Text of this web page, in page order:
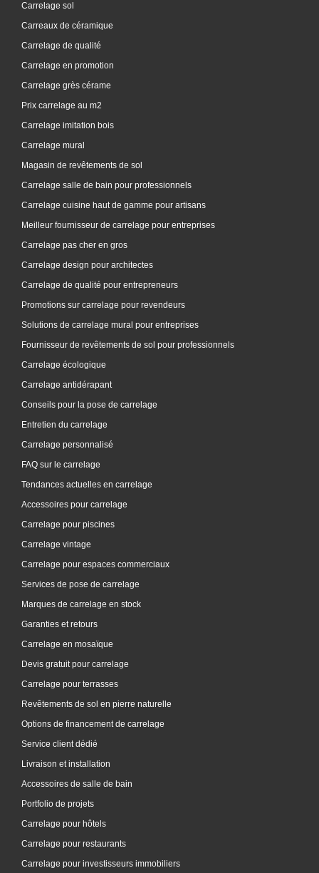
Carrelage sol
Carreaux de céramique
Carrelage de qualité
Carrelage en promotion
Carrelage grès cérame
Prix carrelage au m2
Carrelage imitation bois
Carrelage mural
Magasin de revêtements de sol
Carrelage salle de bain pour professionnels
Carrelage cuisine haut de gamme pour artisans
Meilleur fournisseur de carrelage pour entreprises
Carrelage pas cher en gros
Carrelage design pour architectes
Carrelage de qualité pour entrepreneurs
Promotions sur carrelage pour revendeurs
Solutions de carrelage mural pour entreprises
Fournisseur de revêtements de sol pour professionnels
Carrelage écologique
Carrelage antidérapant
Conseils pour la pose de carrelage
Entretien du carrelage
Carrelage personnalisé
FAQ sur le carrelage
Tendances actuelles en carrelage
Accessoires pour carrelage
Carrelage pour piscines
Carrelage vintage
Carrelage pour espaces commerciaux
Services de pose de carrelage
Marques de carrelage en stock
Garanties et retours
Carrelage en mosaïque
Devis gratuit pour carrelage
Carrelage pour terrasses
Revêtements de sol en pierre naturelle
Options de financement de carrelage
Service client dédié
Livraison et installation
Accessoires de salle de bain
Portfolio de projets
Carrelage pour hôtels
Carrelage pour restaurants
Carrelage pour investisseurs immobiliers